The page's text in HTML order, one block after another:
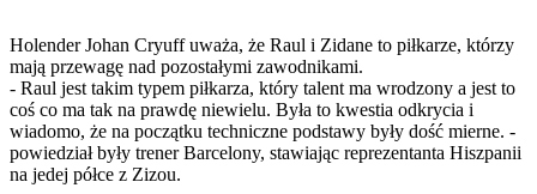
Holender Johan Cryuff uważa, że Raul i Zidane to piłkarze, którzy
mają przewagę nad pozostałymi zawodnikami.
- Raul jest takim typem piłkarza, który talent ma wrodzony a jest to
coś co ma tak na prawdę niewielu. Była to kwestia odkrycia i
wiadomo, że na początku techniczne podstawy były dość mierne. -
powiedział były trener Barcelony, stawiając reprezentanta Hiszpanii
na jedej półce z Zizou.